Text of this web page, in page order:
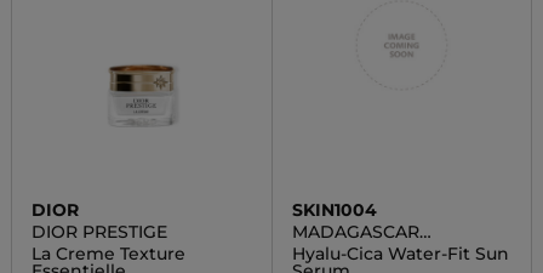
DIOR
DIOR PRESTIGE
La Creme Texture
SKIN1004
MADAGASCAR
CENTELLA
Hyalu-Cica Water-Fit Sun